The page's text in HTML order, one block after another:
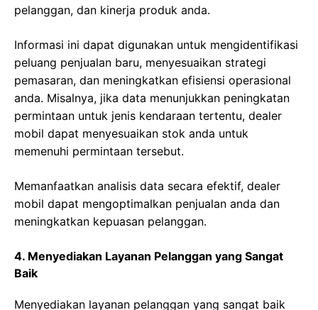
pelanggan, dan kinerja produk anda.
Informasi ini dapat digunakan untuk mengidentifikasi
peluang penjualan baru, menyesuaikan strategi
pemasaran, dan meningkatkan efisiensi operasional
anda. Misalnya, jika data menunjukkan peningkatan
permintaan untuk jenis kendaraan tertentu, dealer
mobil dapat menyesuaikan stok anda untuk
memenuhi permintaan tersebut.
Memanfaatkan analisis data secara efektif, dealer
mobil dapat mengoptimalkan penjualan anda dan
meningkatkan kepuasan pelanggan.
4. Menyediakan Layanan Pelanggan yang Sangat
Baik
Menyediakan layanan pelanggan yang sangat baik